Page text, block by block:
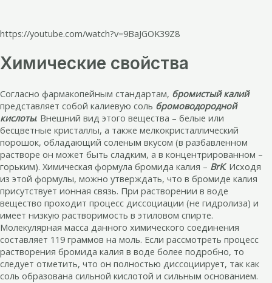
https://youtube.com/watch?v=9BaJGOK39Z8
Химические свойства
Согласно фармакопейным стандартам, бромистый калий
представляет собой калиевую соль бромоводородной
кислоты. Внешний вид этого вещества – белые или
бесцветные кристаллы, а также мелкокристаллический
порошок, обладающий соленым вкусом (в разбавленном
растворе он может быть сладким, а в концентрированном –
горьким). Химическая формула бромида калия – BrK. Исходя
из этой формулы, можно утверждать, что в бромиде калия
присутствует ионная связь. При растворении в воде
вещество проходит процесс диссоциации (не гидролиза) и
имеет низкую растворимость в этиловом спирте.
Молекулярная масса данного химического соединения
составляет 119 граммов на моль. Если рассмотреть процесс
растворения бромида калия в воде более подробно, то
следует отметить, что он полностью диссоциирует, так как
соль образована сильной кислотой и сильным основанием.